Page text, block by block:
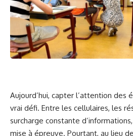
Aujourd’hui, capter l’attention des
vrai défi. Entre les cellulaires, les
surcharge constante
mise à épreuve. Pourtant, au lieu